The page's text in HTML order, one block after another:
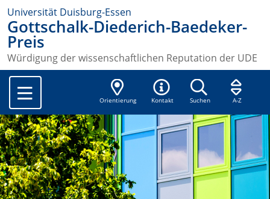
Universität Duisburg-Essen
Gottschalk-Diederich-Baedeker-
Preis
Würdigung der wissenschaftlichen Reputation der UDE
Orientierung Kontakt Suchen A-Z